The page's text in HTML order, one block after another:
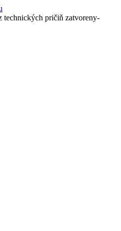
technických pričiň zatvoreny-